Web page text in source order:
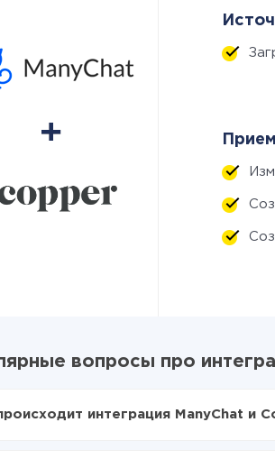
вопросы про
интеграция ManyChat и